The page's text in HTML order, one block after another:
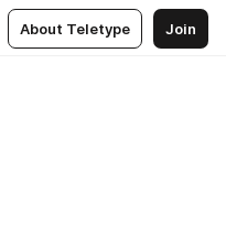
About Teletype Join